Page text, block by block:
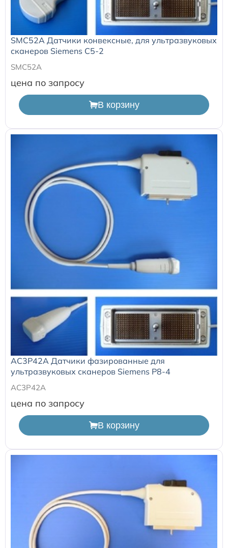
SMC52A Датчики конвексные, для ультразвуковых
сканеров Siemens C5-2
SMC52A
цена по запросу
В корзину
AC3P42A Датчики фазированные для
ультразвуковых сканеров Siemens P8-4
AC3P42A
цена по запросу
В корзину